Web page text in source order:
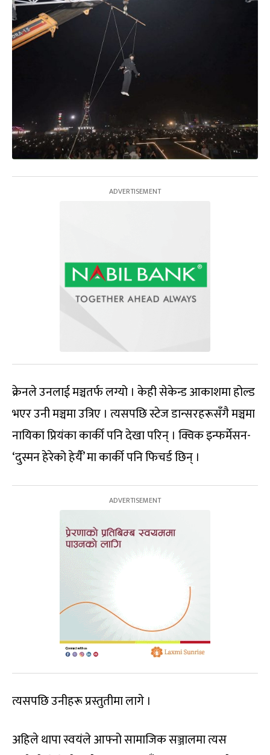
क्रेनले उनलाई मञ्चतर्फ लग्यो । केही सेकेन्ड आकाशमा होल्ड
भएर उनी मञ्चमा उत्रिए । त्यसपछि स्टेज डान्सरहरूसँगै मञ्चमा
नायिका प्रियंका कार्की पनि देखा परिन् । क्विक इन्फर्मेसन-
‘दुस्मन हेरेको हेर्यै’ मा कार्की पनि फिचर्ड छिन् ।
त्यसपछि उनीहरू प्रस्तुतीमा लागे ।
अहिले थापा स्वयंले आफ्नो सामाजिक सञ्जालमा त्यस